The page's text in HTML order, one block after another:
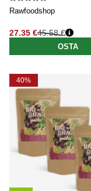
Rawfoodshop
27.35 €
Normaali hinta
45.58 €
OSTA
40%